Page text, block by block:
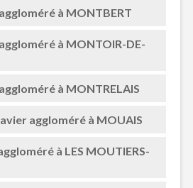
à MONTBERT
à MONTOIR-DE-
à MONTRELAIS
aggloméré à MOUAIS
à LES MOUTIERS-